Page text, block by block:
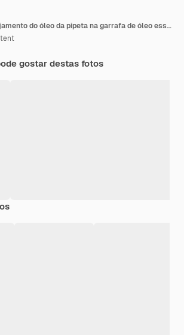
Gota do gotejamento do óleo da pipeta na garrafa de óleo essencial
gostar destas fotos